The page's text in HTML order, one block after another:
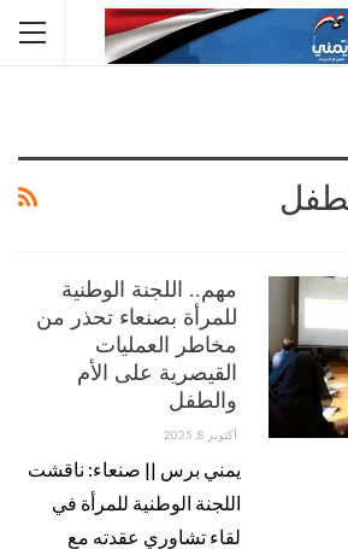
مهم.. اللجنة الوطنية
للمرأة بصنعاء تحذر من
مخاطر العمليات
القيصرية على الأم
والطفل
أكتوبر 8, 2025
يمني برس || صنعاء: ناقشت
اللجنة الوطنية للمرأة في
لقاء تشاوري عقدته مع